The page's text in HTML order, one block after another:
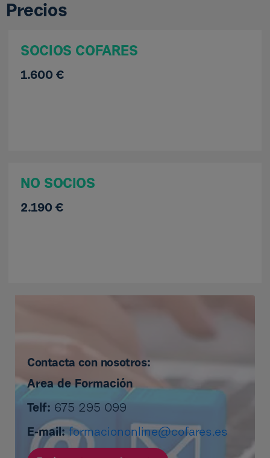
Precios
SOCIOS COFARES
1.600 €
NO SOCIOS
2.190 €
Contacta con nosotros:
Area de Formación
Telf: 675 295 099
E-mail: formaciononline@cofares.es